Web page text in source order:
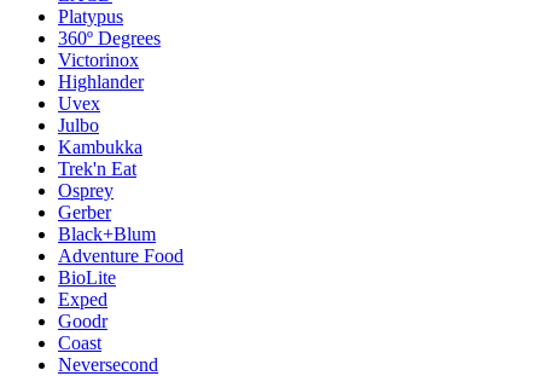
Platypus
360º Degrees
Victorinox
Highlander
Uvex
Julbo
Kambukka
Trek'n Eat
Osprey
Gerber
Black+Blum
Adventure Food
BioLite
Exped
Goodr
Coast
Neversecond